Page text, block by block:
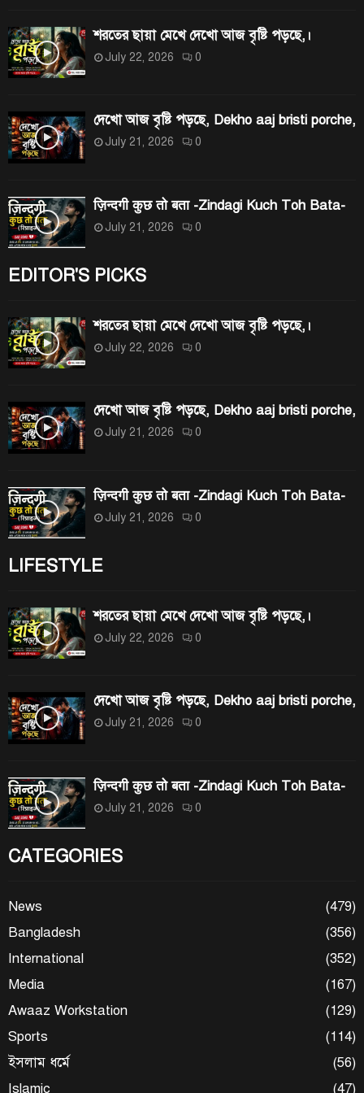
শরতের ছায়া মেখে দেখো আজ বৃষ্টি পড়ছে,।
July 22, 2026 0
দেখো আজ বৃষ্টি পড়ছে, Dekho aaj bristi porche,
July 21, 2026 0
ज़िन्दगी कुछ तो बता -Zindagi Kuch Toh Bata-
July 21, 2026 0
EDITOR'S PICKS
শরতের ছায়া মেখে দেখো আজ বৃষ্টি পড়ছে,।
July 22, 2026 0
দেখো আজ বৃষ্টি পড়ছে, Dekho aaj bristi porche,
July 21, 2026 0
ज़िन्दगी कुछ तो बता -Zindagi Kuch Toh Bata-
July 21, 2026 0
LIFESTYLE
শরতের ছায়া মেখে দেখো আজ বৃষ্টি পড়ছে,।
July 22, 2026 0
দেখো আজ বৃষ্টি পড়ছে, Dekho aaj bristi porche,
July 21, 2026 0
ज़िन्दगी कुछ तो बता -Zindagi Kuch Toh Bata-
July 21, 2026 0
CATEGORIES
News
(479)
Bangladesh
(356)
International
(352)
Media
(167)
Awaaz Workstation
(129)
Sports
(114)
ইসলাম ধর্মে
(56)
Islamic
(47)